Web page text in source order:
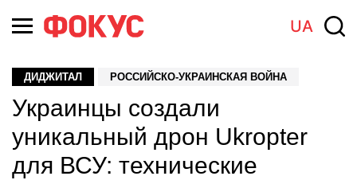
UA
ДИДЖИТАЛ РОССИЙСКО-УКРАИНСКАЯ ВОЙНА
Украинцы создали
уникальный дрон Ukropter
для ВСУ: технические